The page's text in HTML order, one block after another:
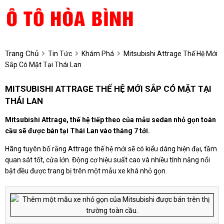
Trang Chủ Tin Tức Khám Phá
Mitsubishi Attrage Thế Hệ Mới
Sắp Có Mặt Tại Thái Lan
MITSUBISHI ATTRAGE THẾ HỆ MỚI SẮP CÓ MẶT TẠI
THÁI LAN
Mitsubishi Attrage, thế hệ tiếp theo của mẫu sedan nhỏ gọn toàn
cầu sẽ được bán tại Thái Lan vào tháng 7 tới.
Hãng tuyên bố rằng Attrage thế hệ mới sẽ có kiểu dáng hiện đại, tầm
quan sát tốt, cửa lớn. Động cơ hiệu suất cao và nhiều tính năng nổi
bật đều được trang bị trên một mẫu xe khá nhỏ gọn.